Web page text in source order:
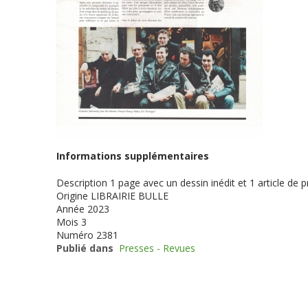
Informations supplémentaires
Description 1 page avec un dessin inédit et 1 article de
Origine LIBRAIRIE BULLE
Année 2023
Mois 3
Numéro 2381
Publié dans Presses - Revues